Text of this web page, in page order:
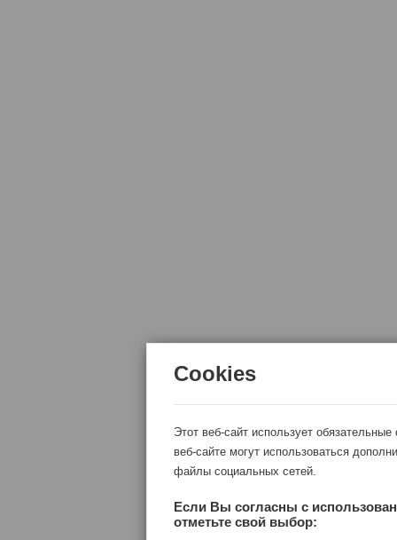
Cookies
Этот веб-сайт использует
веб-сайте могут использоваться
файлы социальных сетей.
Если Вы согласны с
отметьте свой выбор: